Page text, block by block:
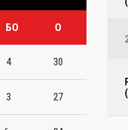
БО О
4 30
3 27